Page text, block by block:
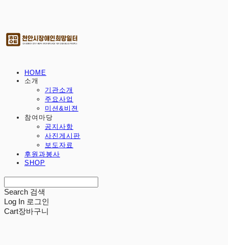
HOME
소개
기관소개
주요사업
미션&비젼
참여마당
공지사항
사진게시판
보도자료
후원과봉사
SHOP
Search 검색
Log In 로그인
Cart장바구니